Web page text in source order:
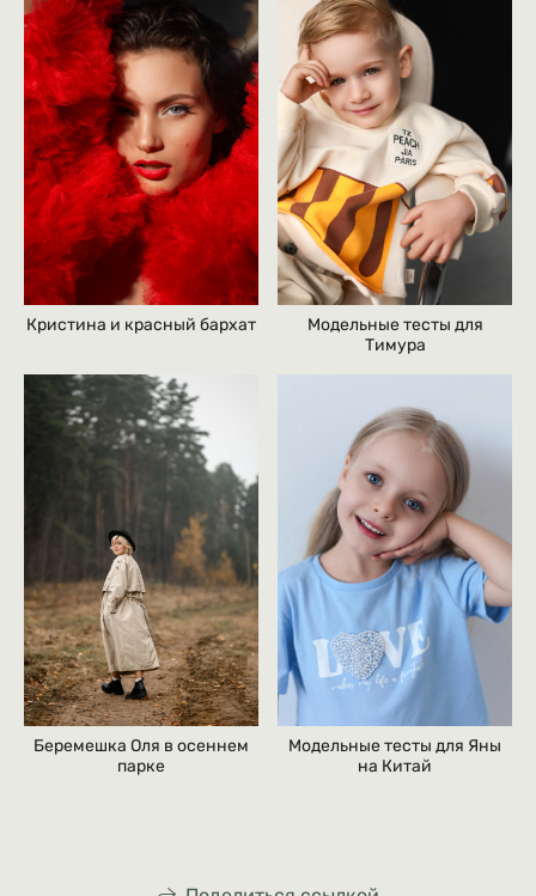
Кристина и красный бархат
Модельные тесты для
Тимура
Беремешка Оля в осеннем
парке
Модельные тесты для Яны
на Китай